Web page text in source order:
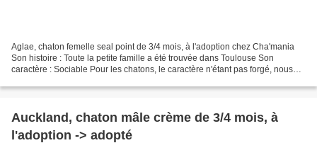
Aglae, chaton femelle seal point de 3/4 mois, à l'adoption chez Cha'mania
Son histoire : Toute la petite famille a été trouvée dans Toulouse Son
caractère : Sociable Pour les chatons, le caractère n'étant pas forgé, nous
Auckland, chaton mâle crème de 3/4 mois, à
l'adoption -> adopté